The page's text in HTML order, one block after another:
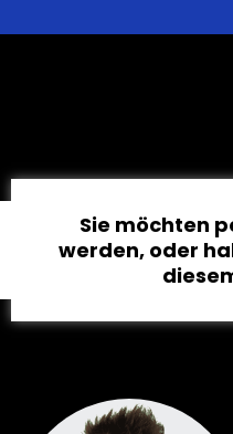
Webdesign & -entwicklung
Sie möchten
werden, oder